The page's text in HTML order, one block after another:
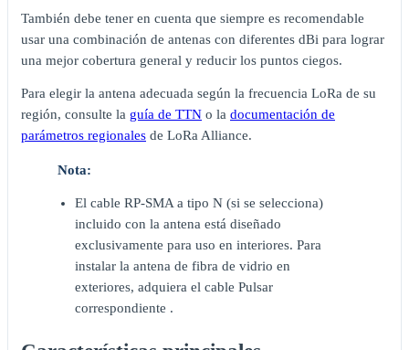
También debe tener en cuenta que siempre es recomendable
usar una combinación de antenas con diferentes dBi para lograr
una mejor cobertura general y reducir los puntos ciegos.
Para elegir la antena adecuada según la frecuencia LoRa de su
región, consulte la guía de TTN o la documentación de
parámetros regionales de LoRa Alliance.
Nota:
El cable RP-SMA a tipo N (si se selecciona)
incluido con la antena está diseñado
exclusivamente para uso en interiores. Para
instalar la antena de fibra de vidrio en
exteriores, adquiera el cable Pulsar
correspondiente .